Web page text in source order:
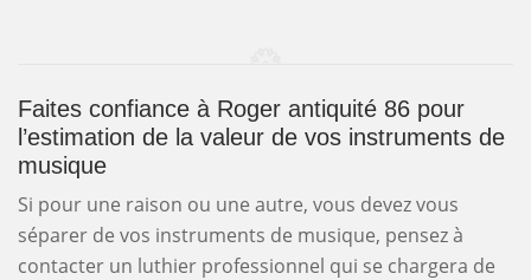
Faites confiance à Roger antiquité 86 pour
l’estimation de la valeur de vos instruments de
musique
Si pour une raison ou une autre, vous devez vous
séparer de vos instruments de musique, pensez à
contacter un luthier professionnel qui se chargera de